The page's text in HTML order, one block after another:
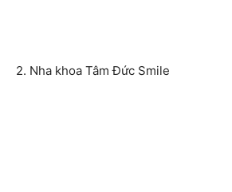
2. Nha khoa Tâm Đức Smile